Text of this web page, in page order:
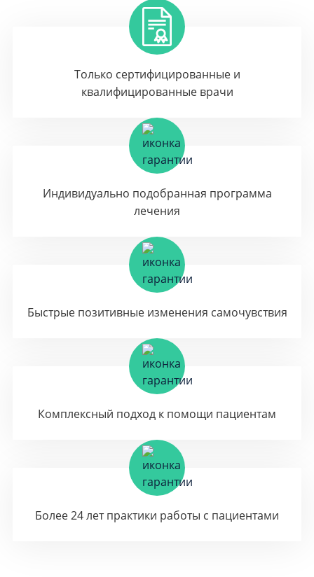
Только сертифицированные и
квалифицированные врачи
Индивидуально подобранная программа
лечения
Быстрые позитивные изменения самочувствия
Комплексный подход к помощи пациентам
Более 24 лет практики работы с пациентами